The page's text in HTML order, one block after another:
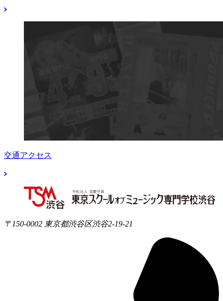
交通アクセス
〒150-0002 東京都渋谷区渋谷2-19-21